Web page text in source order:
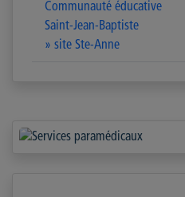
Communauté éducative
Saint-Jean-Baptiste
» site Ste-Anne